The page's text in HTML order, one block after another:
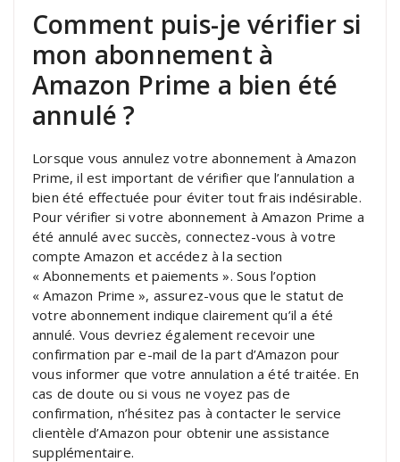
Comment puis-je vérifier si
mon abonnement à
Amazon Prime a bien été
annulé ?
Lorsque vous annulez votre abonnement à Amazon
Prime, il est important de vérifier que l’annulation a
bien été effectuée pour éviter tout frais indésirable.
Pour vérifier si votre abonnement à Amazon Prime a
été annulé avec succès, connectez-vous à votre
compte Amazon et accédez à la section
« Abonnements et paiements ». Sous l’option
« Amazon Prime », assurez-vous que le statut de
votre abonnement indique clairement qu’il a été
annulé. Vous devriez également recevoir une
confirmation par e-mail de la part d’Amazon pour
vous informer que votre annulation a été traitée. En
cas de doute ou si vous ne voyez pas de
confirmation, n’hésitez pas à contacter le service
clientèle d’Amazon pour obtenir une assistance
supplémentaire.